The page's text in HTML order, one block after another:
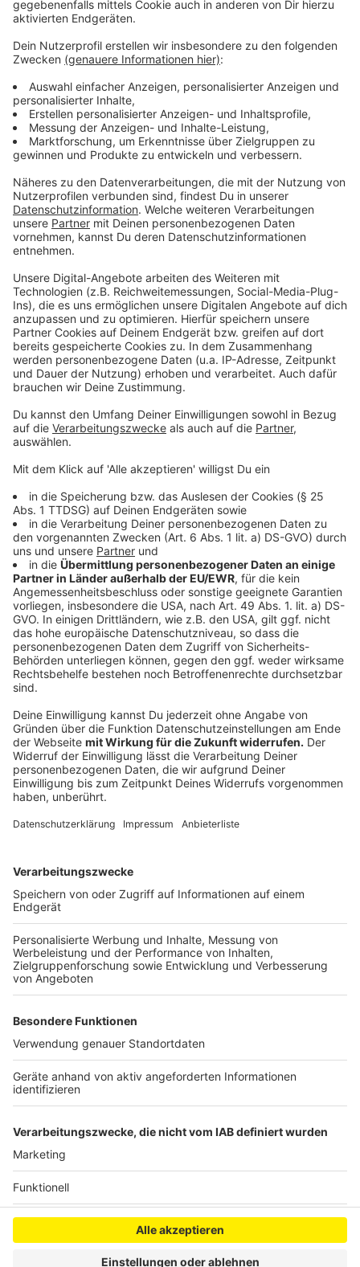
Anzeige
etwa 200 Kilometern in einer eigens für den Transport
angefertigten, wassergefüllten Hängematte in einem
beheizten Lkw transportiert worden. Für das Verladen
habe es mehr als 20 Zoo-Mitarbeiter gebraucht.
Während der rund zweieinhalbstündigen Fahrt habe es
regelmäßige Stopps zur Kontrolle gegeben.
Anzeige
Anzeige
Unterwasserwelt im Zoo Duisburg mit neuer
Attraktion
Anzeige
Angekommen in Duisburg wurden dieArapaimasdann
mit einem fest installierten Kran in der Tropenhalle in
ihr neues Zuhause gebracht. Nach knapp einer Woche
Eingewöhnung schwimmen die Neuankömmlinge nun
zusammen mit drei deutlich kleineren Artgenossen und
anderen Fischarten in der Unterwasserwelt am
Kaiserberg. "Arapaimas sind eindrucksvolle Tiere. Sie
leben nur in wenigen Zoologischen Gärten und sind
etwas ganz Besonderes", sagte Zoo-Kuratorin Taissa
Faust.
Anzeige
Das ist der Arapaima-Fisch
Anzeige
durch eine auffällige rote Färbung auf. Ein Umstand,
weswegen die Tiere in der Sprache der Ureinwohner
auch Pirarucu (= roter Fisch) genannt werden. In ihrer
ursprünglichen Heimat setzen Lebensraumverlust,
illegaler Handel und Überfischung den Beständen des
selten geworden. Tiere, die historischen
vier Metern erreicht haben sollen, gibt es nicht mehr.
Als Raubfisch bewohnt der Arapaima langsam
fließende und meist sehr trübe Flüsse,
Gewässer. Hier lauern die Tiere auf Beute. Durch
schnelles Aufreißen des Mauls saugen sie ihre Beute
Anzeige